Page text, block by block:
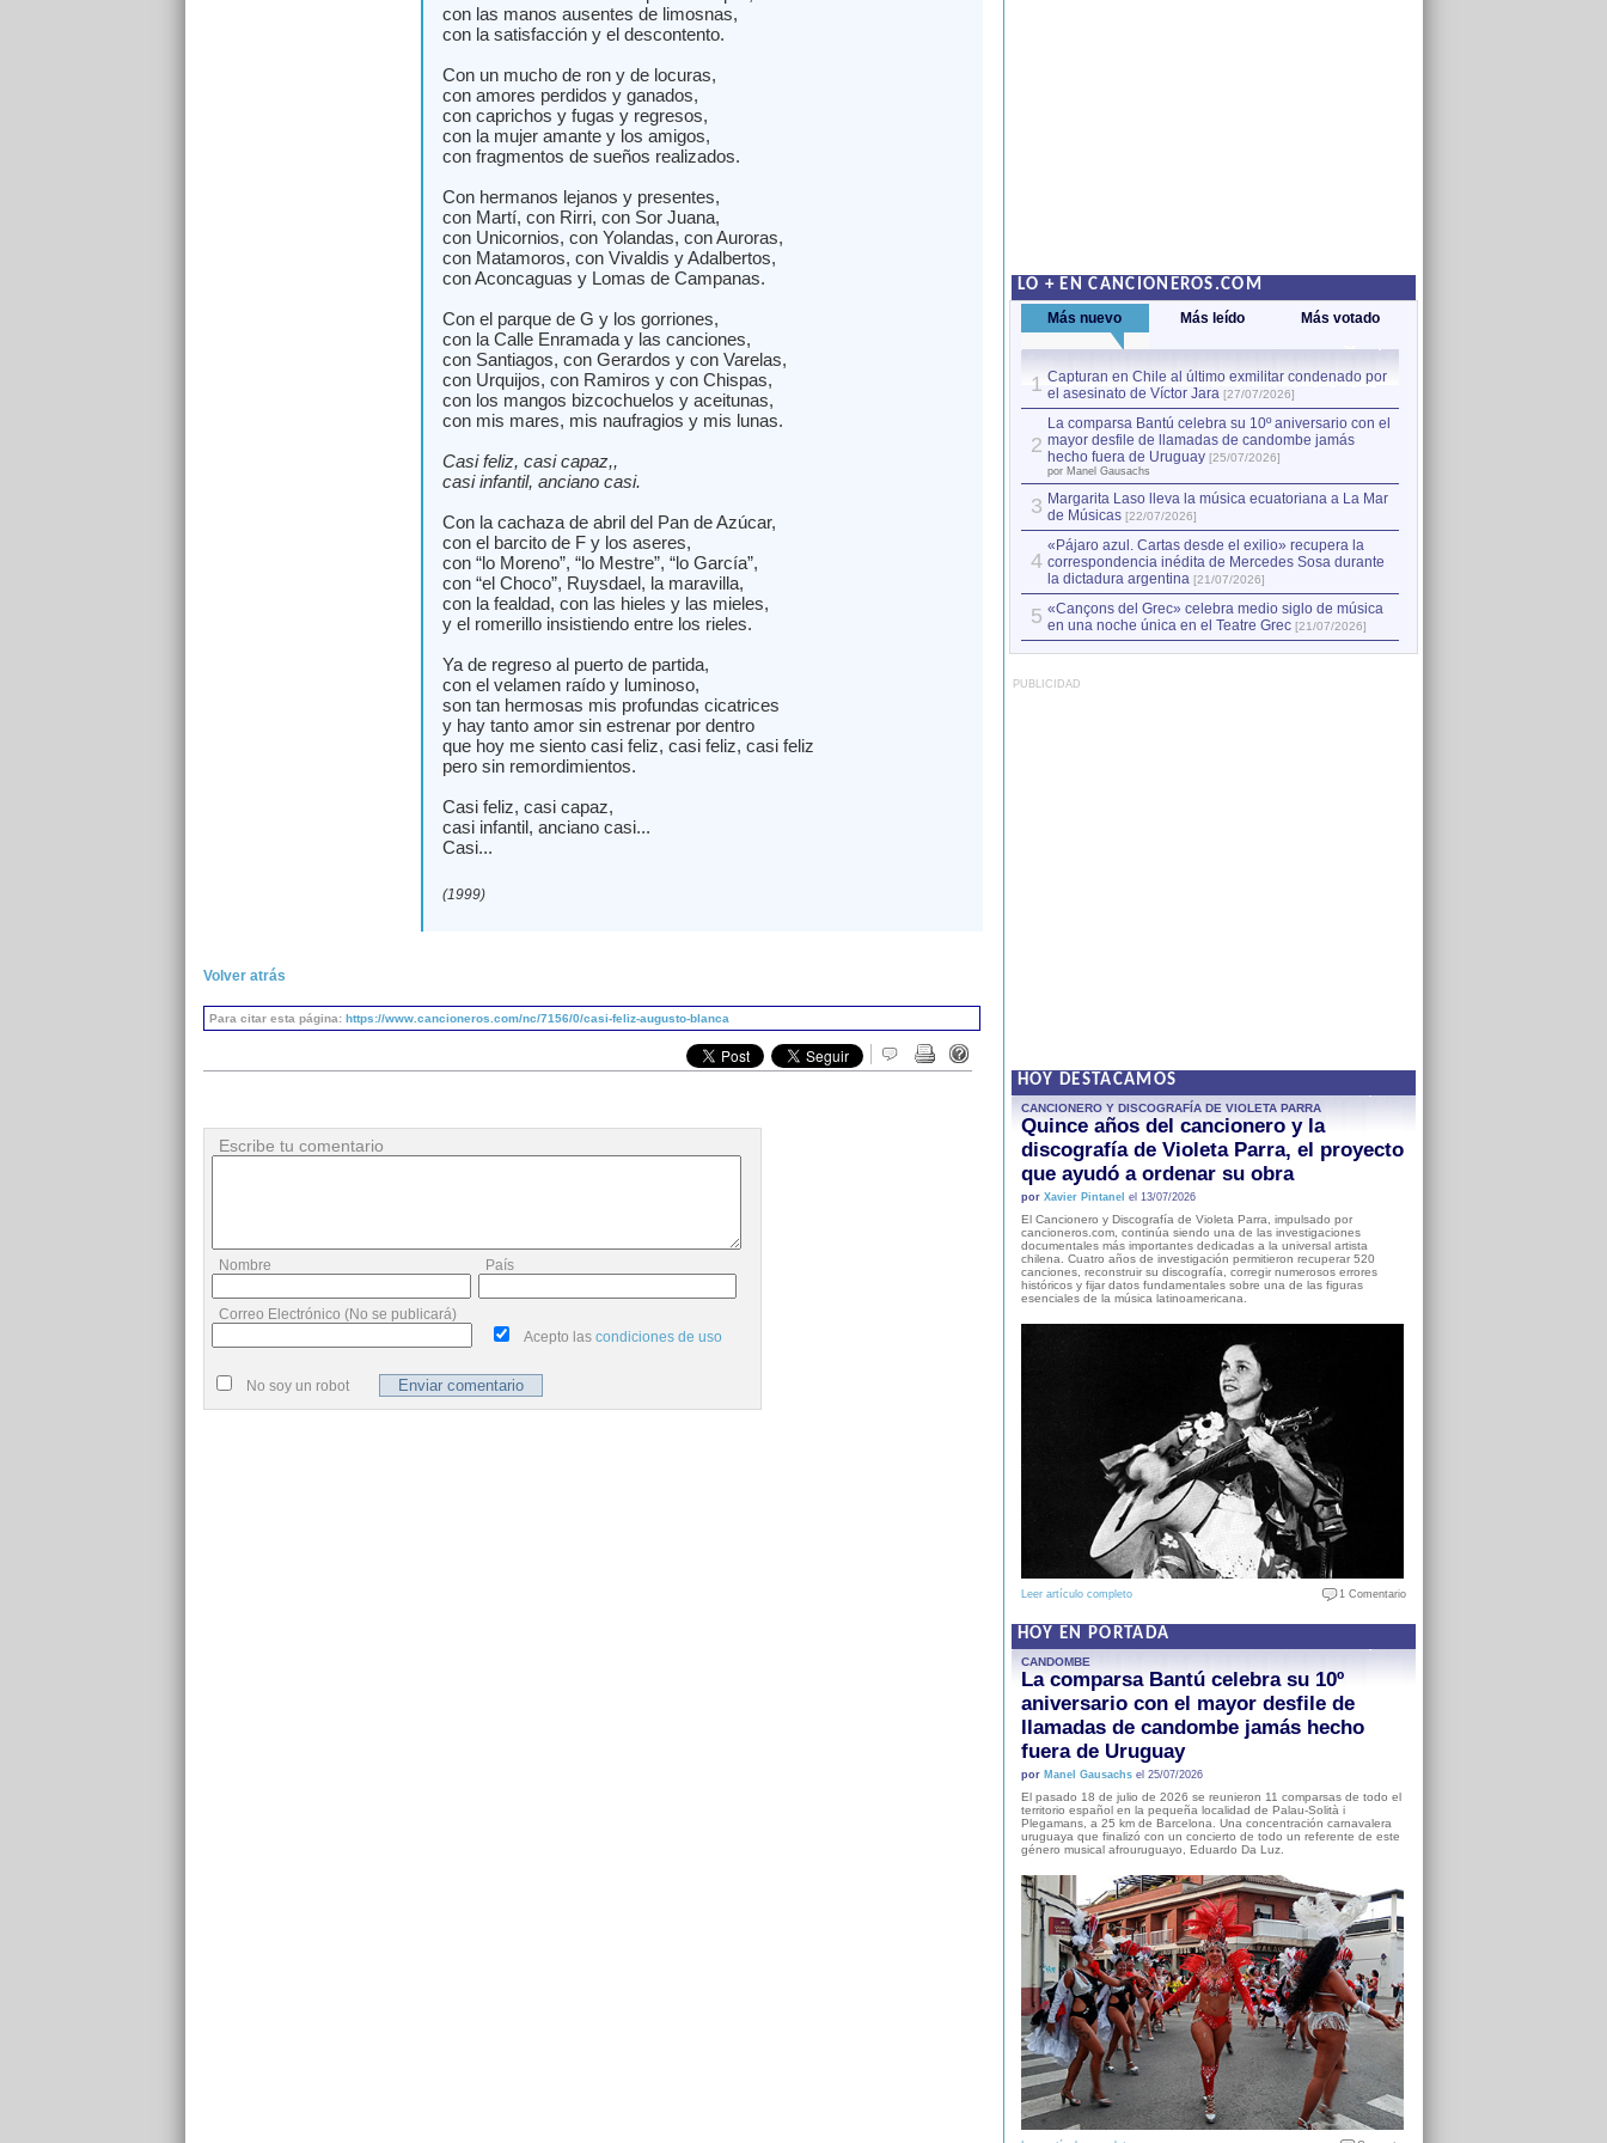
con las manos ausentes de limosnas,
con la satisfacción y el descontento.
Con un mucho de ron y de locuras,
con amores perdidos y ganados,
con caprichos y fugas y regresos,
con la mujer amante y los amigos,
con fragmentos de sueños realizados.
Con hermanos lejanos y presentes,
con Martí, con Rirri, con Sor Juana,
con Unicornios, con Yolandas, con Auroras,
con Matamoros, con Vivaldis y Adalbertos,
con Aconcaguas y Lomas de Campanas.
Con el parque de G y los gorriones,
con la Calle Enramada y las canciones,
con Santiagos, con Gerardos y con Varelas,
con Urquijos, con Ramiros y con Chispas,
con los mangos bizcochuelos y aceitunas,
con mis mares, mis naufragios y mis lunas.
Casi feliz, casi capaz,,
casi infantil, anciano casi.
Con la cachaza de abril del Pan de Azúcar,
con el barcito de F y los aseres,
con “lo Moreno”, “lo Mestre”, “lo García”,
con “el Choco”, Ruysdael, la maravilla,
con la fealdad, con las hieles y las mieles,
y el romerillo insistiendo entre los rieles.
Ya de regreso al puerto de partida,
con el velamen raído y luminoso,
son tan hermosas mis profundas cicatrices
y hay tanto amor sin estrenar por dentro
que hoy me siento casi feliz, casi feliz, casi feliz
pero sin remordimientos.
Casi feliz, casi capaz,
casi infantil, anciano casi...
Casi...
(1999)
Volver atrás
Para citar esta página: https://www.cancioneros.com/nc/7156/0/casi-feliz-augusto-blanca
Escribe tu comentario
Nombre País
Correo Electrónico (No se publicará)
Acepto las condiciones de uso
No soy un robot
LO + EN CANCIONEROS.COM
Más nuevo Más leído Más votado
1 Capturan en Chile al último exmilitar condenado por
el asesinato de Víctor Jara [27/07/2026]
2
La comparsa Bantú celebra su 10º aniversario con el
mayor desfile de llamadas de candombe jamás
hecho fuera de Uruguay [25/07/2026]
por Manel Gausachs
3 Margarita Laso lleva la música ecuatoriana a La Mar
de Músicas [22/07/2026]
4
«Pájaro azul. Cartas desde el exilio» recupera la
correspondencia inédita de Mercedes Sosa durante
la dictadura argentina [21/07/2026]
5 «Cançons del Grec» celebra medio siglo de música
en una noche única en el Teatre Grec [21/07/2026]
PUBLICIDAD
HOY DESTACAMOS
CANCIONERO Y DISCOGRAFÍA DE VIOLETA PARRA
Quince años del cancionero y la
discografía de Violeta Parra, el proyecto
que ayudó a ordenar su obra
por Xavier Pintanel el 13/07/2026
El Cancionero y Discografía de Violeta Parra, impulsado por
cancioneros.com, continúa siendo una de las investigaciones
documentales más importantes dedicadas a la universal artista
chilena. Cuatro años de investigación permitieron recuperar 520
canciones, reconstruir su discografía, corregir numerosos errores
históricos y fijar datos fundamentales sobre una de las figuras
esenciales de la música latinoamericana.
Leer artículo completo 1 Comentario
HOY EN PORTADA
CANDOMBE
La comparsa Bantú celebra su 10º
aniversario con el mayor desfile de
llamadas de candombe jamás hecho
fuera de Uruguay
por Manel Gausachsel 25/07/2026
El pasado 18 de julio de 2026 se reunieron 11 comparsas de todo el
territorio español en la pequeña localidad de Palau-Solità i
Plegamans, a 25 km de Barcelona. Una concentración carnavalera
uruguaya que finalizó con un concierto de todo un referente de este
género musical afrouruguayo, Eduardo Da Luz.